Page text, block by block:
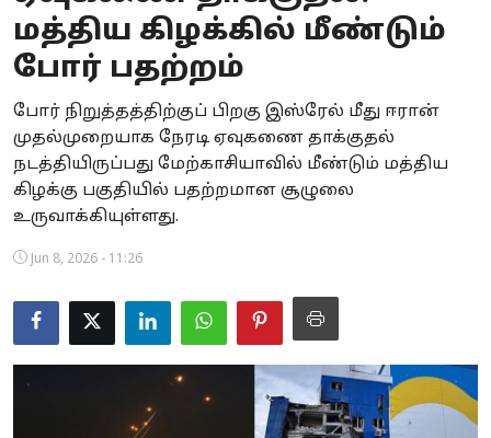
Business
Crime
Tamilnadu
National
World
Spirituality
Weather
மத்திய கிழக்கில் மீண்டும்
போர் பதற்றம்
போர் நிறுத்தத்திற்குப் பிறகு இஸ்ரேல் மீது ஈரான்
முதல்முறையாக நேரடி ஏவுகணை தாக்குதல்
நடத்தியிருப்பது மேற்காசியாவில் மீண்டும் மத்திய
கிழக்கு பகுதியில் பதற்றமான சூழுலை
உருவாக்கியுள்ளது.
Jun 8, 2026 - 11:26